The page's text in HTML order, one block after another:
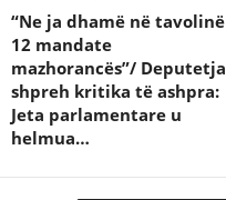
“Ne ja dhamë në tavolinë
12 mandate
mazhorancës”/ Deputetja
shpreh kritika të ashpra:
Jeta parlamentare u
helmua…